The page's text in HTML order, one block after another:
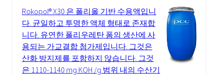
Rokopol® X30 은 폴리올 기반 수용액입니
다. 균일하고 투명한 액체 형태로 존재합
니다. 유연한 폴리우레탄 폼의 생산에 사
용되는 가교결합 첨가제입니다. 그것은
산화 방지제를 포함하지 않습니다. 그것
은 1110-1140 mg KOH /g 범위 내의 수산기